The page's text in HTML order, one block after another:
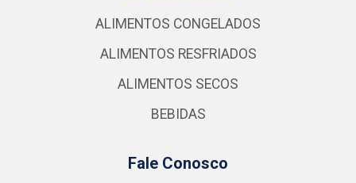
ALIMENTOS CONGELADOS
ALIMENTOS RESFRIADOS
ALIMENTOS SECOS
BEBIDAS
Fale Conosco